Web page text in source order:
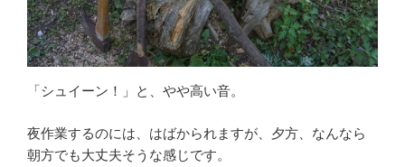
「シュイーン！」と、やや高い音。
夜作業するのには、はばかられますが、夕方、なんなら
朝方でも大丈夫そうな感じです。